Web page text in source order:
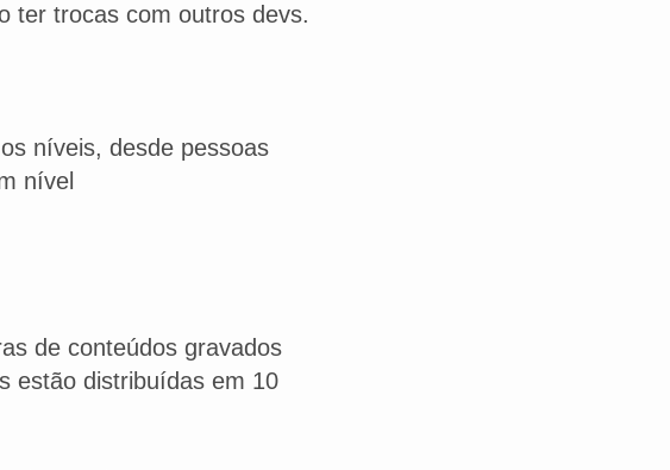
ter trocas com outros devs.
níveis, desde pessoas
nível
de conteúdos gravados
estão distribuídas em 10